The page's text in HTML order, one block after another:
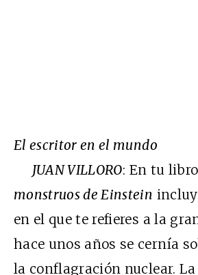
El escritor en el mundo
JUAN VILLORO: En tu
monstruos de Einstein
en el que te refieres a la
hace unos años se cernía
la conflagración nuclear.